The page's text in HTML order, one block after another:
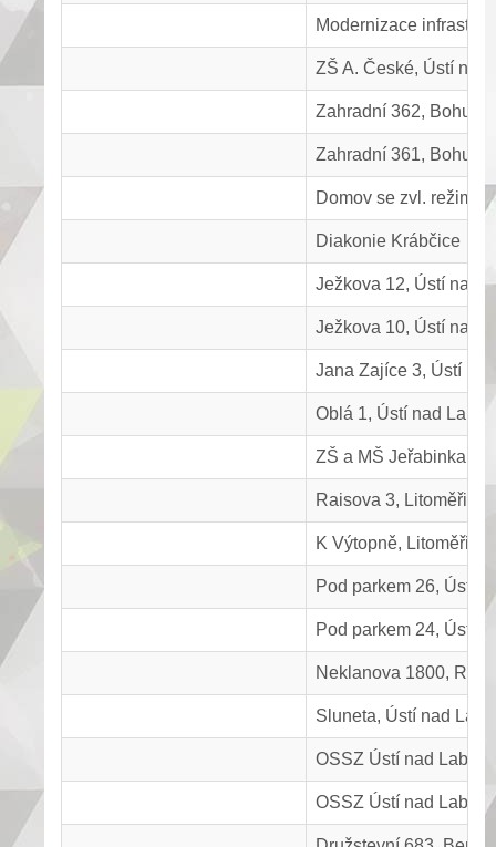
Modernizace
ZŠ A. České, Ústí nad
Zahradní 362,
Zahradní 361,
Domov se zvl.
Diakonie Krábčice
Ježkova 12, Ústí nad
Ježkova 10, Ústí nad
Jana Zajíce 3, Ústí
Oblá 1, Ústí nad
ZŠ a MŠ Jeřabinka,
Raisova 3, Litoměřice
K Výtopně, Litoměřice
Pod parkem 26, Ústí
Pod parkem 24, Ústí
Neklanova 1800,
Sluneta, Ústí nad
OSSZ Ústí nad Labem
OSSZ Ústí nad Labem